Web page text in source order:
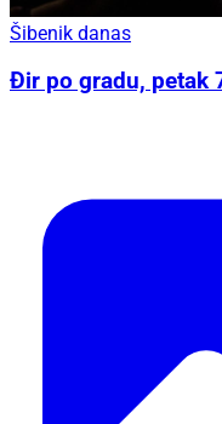
Šibenik danas
Đir po gradu, petak